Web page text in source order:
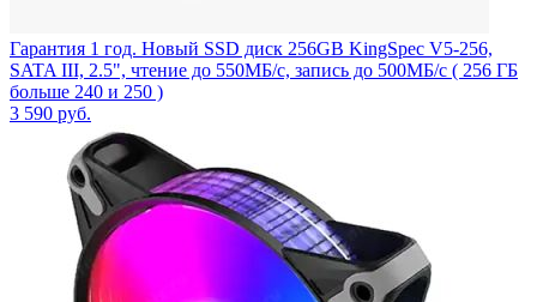
Гарантия 1 год. Новый SSD диск 256GB KingSpec V5-256,
SATA III, 2.5", чтение до 550МБ/с, запись до 500МБ/с ( 256 ГБ
больше 240 и 250 )
3 590 руб.